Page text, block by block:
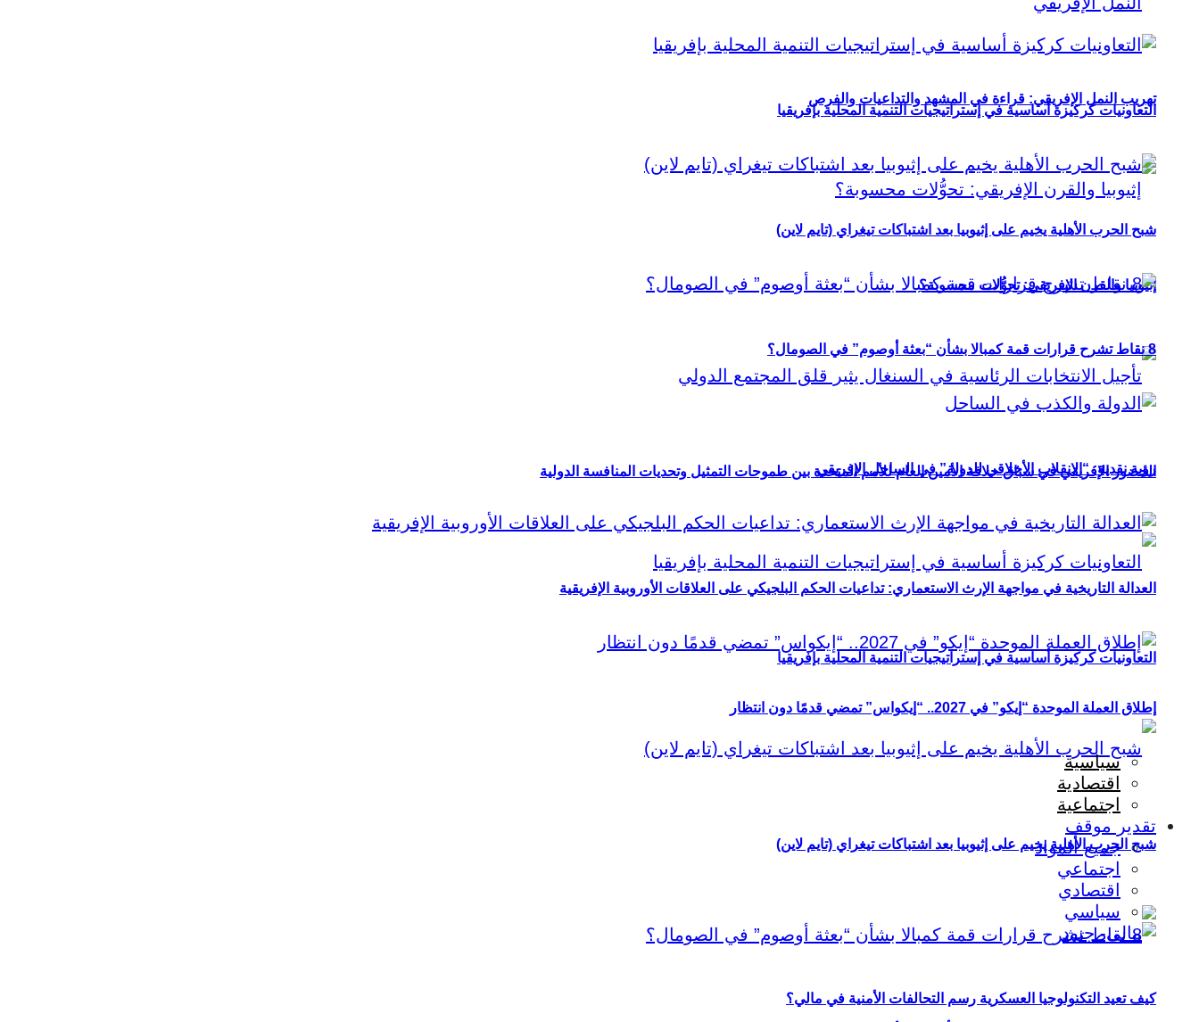
تهريب النمل الإفريقي: قراءة في المشهد والتداعيات والفرص
إثيوبيا والقرن الإفريقي: تحوُّلات محسوبة؟
الحضور الإفريقي في سباق خلافة الأمين العام للأمم المتحدة بين طموحات التمثيل وتحديات المنافسة الدولية
التعاونيات كركيزة أساسية في إستراتيجيات التنمية المحلية بإفريقيا
شبح الحرب الأهلية يخيم على إثيوبيا بعد اشتباكات تيغراي (تايم لاين)
التعاونيات كركيزة أساسية في إستراتيجيات التنمية المحلية بإفريقيا
شبح الحرب الأهلية يخيم على إثيوبيا بعد اشتباكات تيغراي (تايم لاين)
8 نقاط تشرح قرارات قمة كمبالا بشأن “بعثة أوصوم” في الصومال؟
رؤية نقدية: “الانقلاب الأخلاقي للدولة” في الساحل الإفريقي
العدالة التاريخية في مواجهة الإرث الاستعماري: تداعيات الحكم البلجيكي على العلاقات الأوروبية الإفريقية
إطلاق العملة الموحدة “إيكو” في 2027.. “إيكواس” تمضي قدمًا دون انتظار
سياسية
اقتصادية
اجتماعية
تقدير موقف
جميع المواد
اجتماعي
اقتصادي
سياسي
كيف تعيد التكنولوجيا العسكرية رسم التحالفات الأمنية في مالي؟